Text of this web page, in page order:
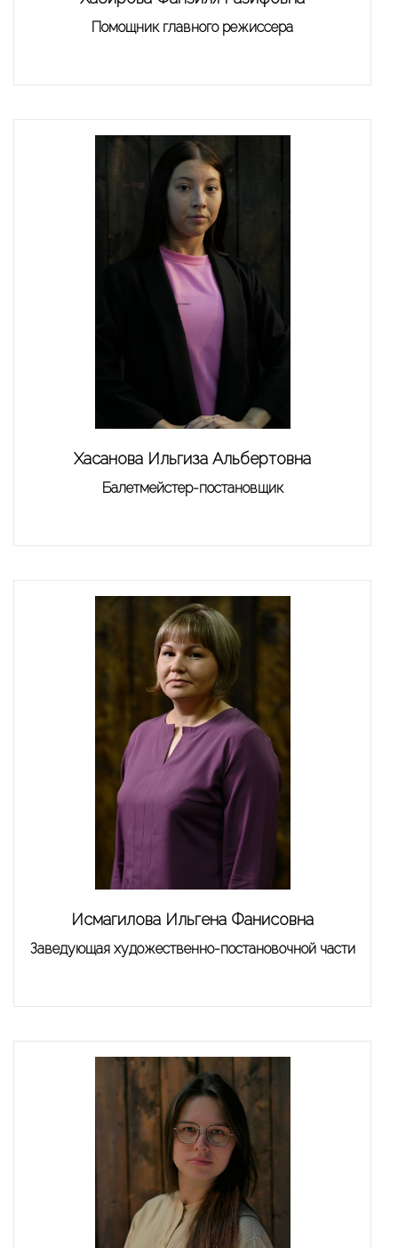
Помощник главного режиссера
Хасанова Ильгиза Альбертовна
Балетмейстер-постановщик
Исмагилова Ильгена Фанисовна
Заведующая художественно-постановочной части